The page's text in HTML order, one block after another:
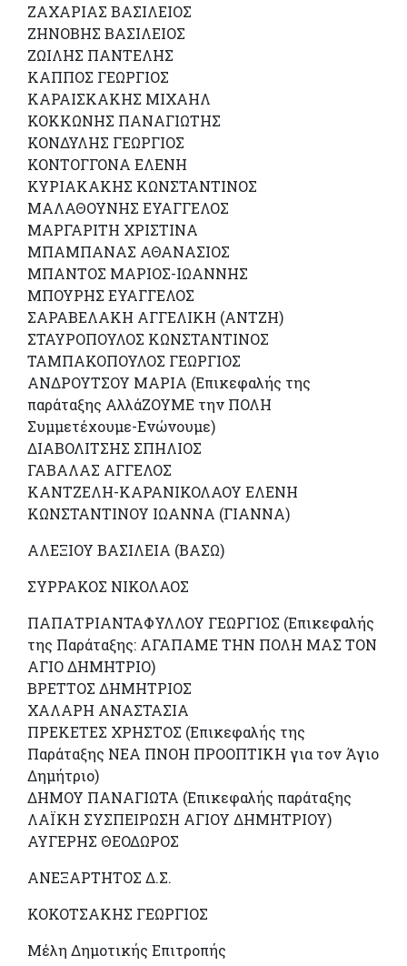
ΖΑΧΑΡΙΑΣ ΒΑΣΙΛΕΙΟΣ
ΖΗΝΟΒΗΣ ΒΑΣΙΛΕΙΟΣ
ΖΩΙΛΗΣ ΠΑΝΤΕΛΗΣ
ΚΑΠΠΟΣ ΓΕΩΡΓΙΟΣ
ΚΑΡΑΙΣΚΑΚΗΣ ΜΙΧΑΗΛ
ΚΟΚΚΩΝΗΣ ΠΑΝΑΓΙΩΤΗΣ
ΚΟΝΔΥΛΗΣ ΓΕΩΡΓΙΟΣ
ΚΟΝΤΟΓΓΟΝΑ ΕΛΕΝΗ
ΚΥΡΙΑΚΑΚΗΣ ΚΩΝΣΤΑΝΤΙΝΟΣ
ΜΑΛΑΘΟΥΝΗΣ ΕΥΑΓΓΕΛΟΣ
ΜΑΡΓΑΡΙΤΗ ΧΡΙΣΤΙΝΑ
ΜΠΑΜΠΑΝΑΣ ΑΘΑΝΑΣΙΟΣ
ΜΠΑΝΤΟΣ ΜΑΡΙΟΣ-ΙΩΑΝΝΗΣ
ΜΠΟΥΡΗΣ ΕΥΑΓΓΕΛΟΣ
ΣΑΡΑΒΕΛΑΚΗ ΑΓΓΕΛΙΚΗ (ΑΝΤΖΗ)
ΣΤΑΥΡΟΠΟΥΛΟΣ ΚΩΝΣΤΑΝΤΙΝΟΣ
ΤΑΜΠΑΚΟΠΟΥΛΟΣ ΓΕΩΡΓΙΟΣ
ΑΝΔΡΟΥΤΣΟΥ ΜΑΡΙΑ (Επικεφαλής της
παράταξης ΑλλάΖΟΥΜΕ την ΠΟΛΗ
Συμμετέχουμε-Ενώνουμε)
ΔΙΑΒΟΛΙΤΣΗΣ ΣΠΗΛΙΟΣ
ΓΑΒΑΛΑΣ ΑΓΓΕΛΟΣ
ΚΑΝΤΖΕΛΗ-ΚΑΡΑΝΙΚΟΛΑΟΥ ΕΛΕΝΗ
ΚΩΝΣΤΑΝΤΙΝΟΥ ΙΩΑΝΝΑ (ΓΙΑΝΝΑ)
ΑΛΕΞΙΟΥ ΒΑΣΙΛΕΙΑ (ΒΑΣΩ)
ΣΥΡΡΑΚΟΣ ΝΙΚΟΛΑΟΣ
ΠΑΠΑΤΡΙΑΝΤΑΦΥΛΛΟΥ ΓΕΩΡΓΙΟΣ (Επικεφαλής
της Παράταξης: ΑΓΑΠΑΜΕ ΤΗΝ ΠΟΛΗ ΜΑΣ ΤΟΝ
ΑΓΙΟ ΔΗΜΗΤΡΙΟ)
ΒΡΕΤΤΟΣ ΔΗΜΗΤΡΙΟΣ
ΧΑΛΑΡΗ ΑΝΑΣΤΑΣΙΑ
ΠΡΕΚΕΤΕΣ ΧΡΗΣΤΟΣ (Επικεφαλής της
Παράταξης ΝΕΑ ΠΝΟΗ ΠΡΟΟΠΤΙΚΗ για τον Άγιο
Δημήτριο)
ΔΗΜΟΥ ΠΑΝΑΓΙΩΤΑ (Επικεφαλής παράταξης
ΛΑΪΚΗ ΣΥΣΠΕΙΡΩΣΗ ΑΓΙΟΥ ΔΗΜΗΤΡΙΟΥ)
ΑΥΓΕΡΗΣ ΘΕΟΔΩΡΟΣ
ΑΝΕΞΑΡΤΗΤΟΣ Δ.Σ.
ΚΟΚΟΤΣΑΚΗΣ ΓΕΩΡΓΙΟΣ
Μέλη Δημοτικής Επιτροπής